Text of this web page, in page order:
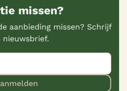
missen?
aanbieding missen? Schrijf
nieuwsbrief.